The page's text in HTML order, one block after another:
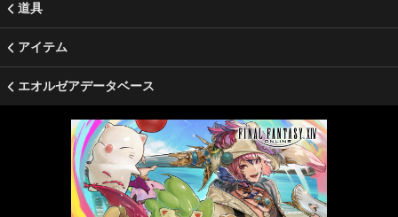
道具
アイテム
エオルゼアデータベース